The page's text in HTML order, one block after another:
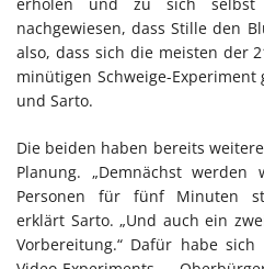
nachgewiesen, dass Stille den
also, dass sich die meisten der
minütigen Schweige-
und Sarto.
Die beiden haben bereits
Planung. „Demnächst
Personen für fünf Minuten
erklärt Sarto. „Und auch ein
Vorbereitung.“ Dafür habe